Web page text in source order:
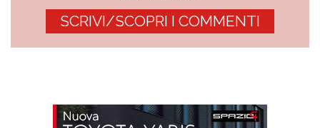
SCRIVI/SCOPRI I COMMENTI